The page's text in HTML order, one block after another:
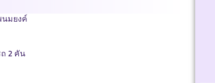
นมยงค์
2 คัน